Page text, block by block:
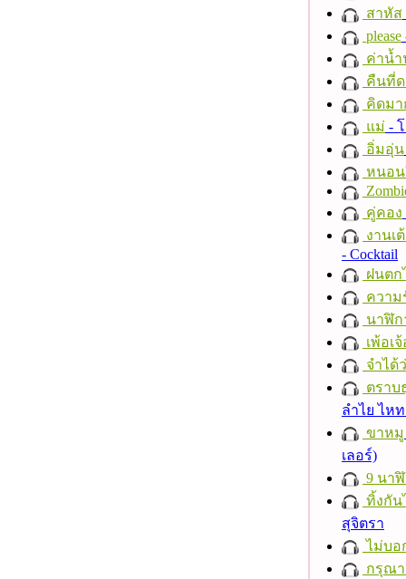
สาหัส
please
ค่าน้
คืนที่ด
คิดมา
แม่ -
อิ่มอุ่น
หนอน
คู่คอง
งานเ
- Cocktail
ฝนตก
ความ
นาฬิก
เพ้อเ
จำได้
ตราบ
ลำไย ไห
ขาหมู
เลอร์)
9 นา
ทิ้งกัน
สุจิตรา
ไม่บอ
กรุณา